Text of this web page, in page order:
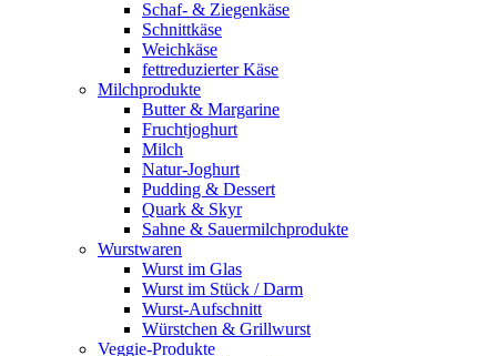
Schaf- & Ziegenkäse
Schnittkäse
Weichkäse
fettreduzierter Käse
Milchprodukte
Butter & Margarine
Fruchtjoghurt
Milch
Natur-Joghurt
Pudding & Dessert
Quark & Skyr
Sahne & Sauermilchprodukte
Wurstwaren
Wurst im Glas
Wurst im Stück / Darm
Wurst-Aufschnitt
Würstchen & Grillwurst
Veggie-Produkte